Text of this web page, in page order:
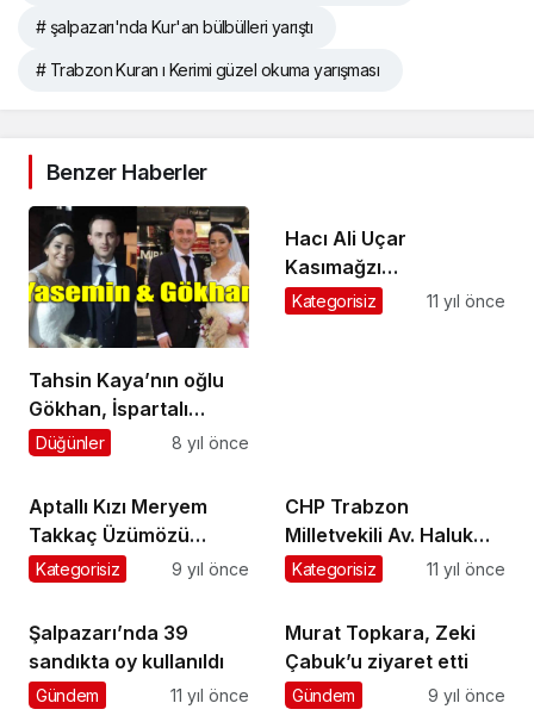
# şalpazarı'nda Kur'an bülbülleri yarıştı
# Trabzon Kuran ı Kerimi güzel okuma yarışması
Benzer Haberler
Tahsin Kaya’nın oğlu
Gökhan, İspartalı
Yasemin Sultan
Düğünler 8 yıl önce
Hacı Ali Uçar
Kasımağzı
Mahallesi’nde toprağa
Kategorisiz 11 yıl önce
Aptallı Kızı Meryem
Takkaç Üzümözü
Sarahmatlı da toprağa
Kategorisiz 9 yıl önce
CHP Trabzon
Milletvekili Av. Haluk
Pekşen, Öğretmenler
Kategorisiz 11 yıl önce
Şalpazarı’nda 39
sandıkta oy kullanıldı
Gündem 11 yıl önce
Murat Topkara, Zeki
Çabuk’u ziyaret etti
Gündem 9 yıl önce